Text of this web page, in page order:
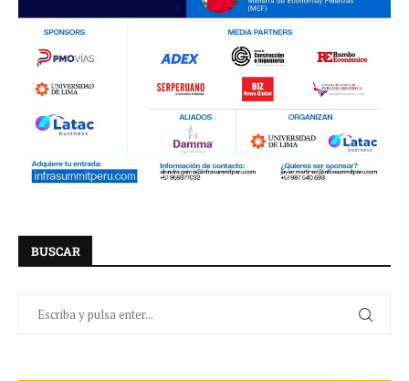
BUSCAR